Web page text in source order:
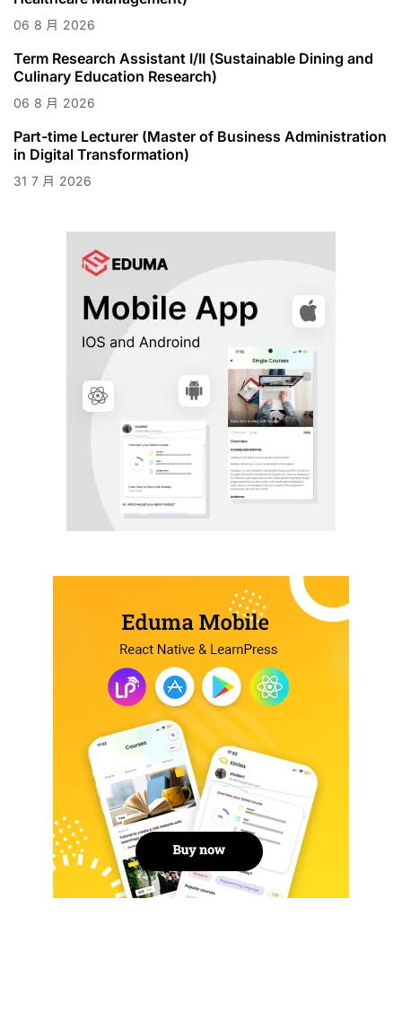
06 8 月 2026
Term Research Assistant I/II (Sustainable Dining and
Culinary Education Research)
06 8 月 2026
Part-time Lecturer (Master of Business Administration
in Digital Transformation)
31 7 月 2026